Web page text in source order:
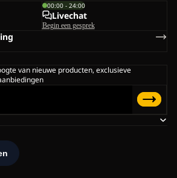
00:00 - 24:00
Livechat
Begin een gesprek
van nieuwe producten, exclusieve